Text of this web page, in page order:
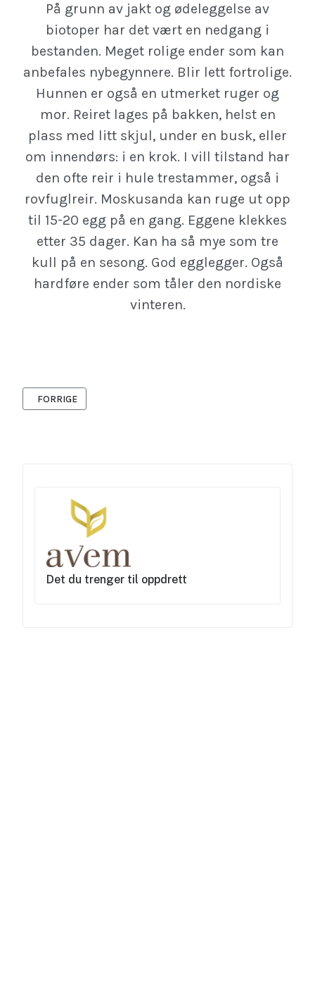
På grunn av jakt og ødeleggelse av
biotoper har det vært en nedgang i
bestanden. Meget rolige ender som kan
anbefales nybegynnere. Blir lett fortrolige.
Hunnen er også en utmerket ruger og
mor. Reiret lages på bakken, helst en
plass med litt skjul, under en busk, eller
om innendørs: i en krok. I vill tilstand har
den ofte reir i hule trestammer, også i
rovfuglreir. Moskusanda kan ruge ut opp
til 15-20 egg på en gang. Eggene klekkes
etter 35 dager. Kan ha så mye som tre
kull på en sesong. God egglegger. Også
hardføre ender som tåler den nordiske
vinteren.
Det du trenger til oppdrett
FORRIGE ARTIKKEL: SMÅLENSGÅS
FORRIGE